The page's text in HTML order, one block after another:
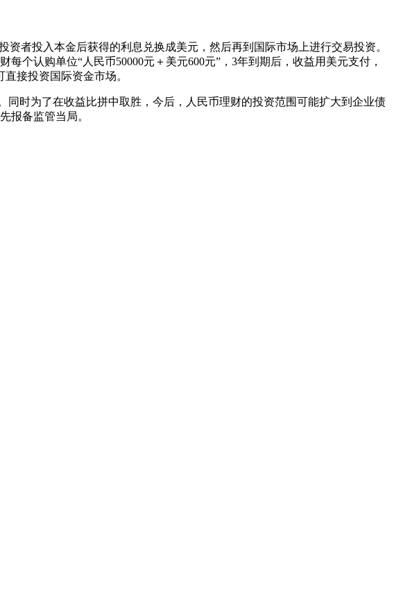
者投入本金后获得的利息兑换成美元，然后再到国际市场上进行交易投资。
个认购单位“人民币50000元＋美元600元”，3年到期后，收益用美元支付，
接投资国际资金市场。
时为了在收益比拼中取胜，今后，人民币理财的投资范围可能扩大到企业债
报备监管当局。